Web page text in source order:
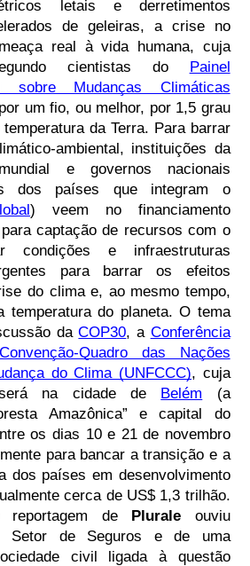
letais e derretimentos
de geleiras, a crise no
real à vida humana, cuja
cientistas do Painel
sobre Mudanças Climáticas
um fio, ou melhor, por 1,5 grau
da Terra. Para barrar
ambiental, instituições da
e governos nacionais
dos países que integram o
) veem no financiamento
captação de recursos com o
condições e infraestruturas
para barrar os efeitos
do clima e, ao mesmo tempo,
temperatura do planeta. O tema
daCOP30, a Conferência
Convenção-Quadro das Nações
do Clima (UNFCCC), cuja
na cidade de Belém (a
Amazônica” e capital do
os dias 10 e 21 de novembro
para bancar a transição e a
dos países em desenvolvimento
cerca de US$ 1,3 trilhão.
reportagem de Plurale ouviu
Setor de Seguros e de uma
civil ligada à questão